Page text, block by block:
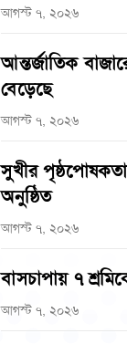
আগস্ট ৭, ২০২৬
আন্তর্জাতিক
বেড়েছে
আগস্ট ৭, ২০২৬
সুখীর
অনুষ্ঠিত
আগস্ট ৭, ২০২৬
বাসচাপায় ৭
আগস্ট ৭, ২০২৬